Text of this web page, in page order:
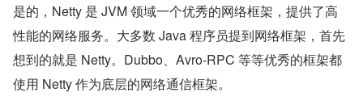
是的，Netty 是 JVM 领域一个优秀的网络框架，提供了高
性能的网络服务。大多数 Java 程序员提到网络框架，首先
想到的就是 Netty。Dubbo、Avro-RPC 等等优秀的框架都
使用 Netty 作为底层的网络通信框架。